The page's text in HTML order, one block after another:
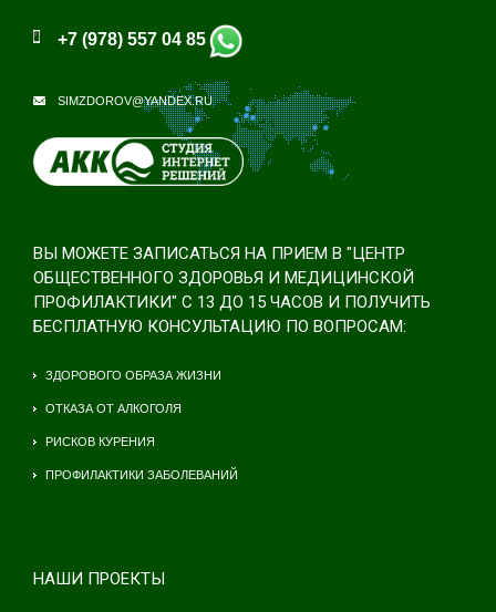
+7 (978) 557 04 85
SIMZDOROV@YANDEX.RU
ВЫ МОЖЕТЕ ЗАПИСАТЬСЯ НА ПРИЕМ В "ЦЕНТР
ОБЩЕСТВЕННОГО ЗДОРОВЬЯ И МЕДИЦИНСКОЙ
ПРОФИЛАКТИКИ" С 13 ДО 15 ЧАСОВ И ПОЛУЧИТЬ
БЕСПЛАТНУЮ КОНСУЛЬТАЦИЮ ПО ВОПРОСАМ:
ЗДОРОВОГО ОБРАЗА ЖИЗНИ
ОТКАЗА ОТ АЛКОГОЛЯ
РИСКОВ КУРЕНИЯ
ПРОФИЛАКТИКИ ЗАБОЛЕВАНИЙ
НАШИ ПРОЕКТЫ